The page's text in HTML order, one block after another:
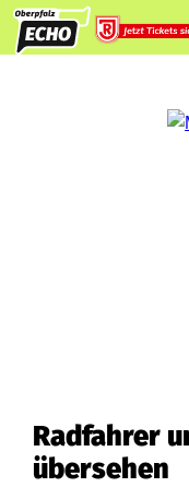
Radfahrer
übersehen